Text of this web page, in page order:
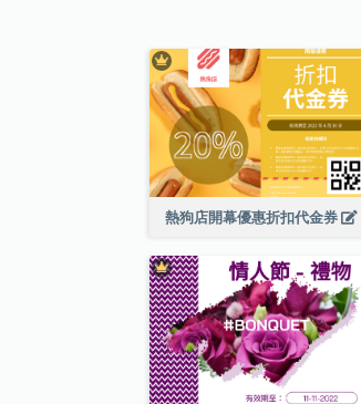
熱狗店開幕優惠折扣代金券